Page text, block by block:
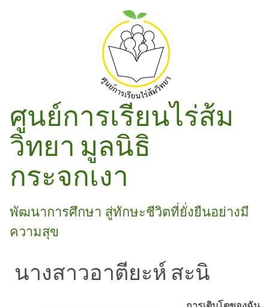
ศูนย์การเรียนไร่ส้ม
วิทยา มูลนิธิ
กระจกเงา
พัฒนาการศึกษา สู่ทักษะชีวิตที่ยั่งยืนอย่างมี
ความสุข
นางสาวอาตียะห์ สะนิ